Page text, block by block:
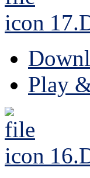
Play